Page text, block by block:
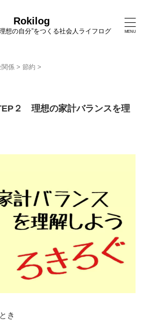
Rokilog
想の自分”をつくる社会人ライフログ
関係 > 節約 >
２ 理想の家計バランスを理
き